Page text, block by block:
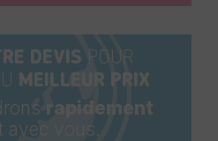
DEVIS POUR
MEILLEUR PRIX
rapidement
avec vous.